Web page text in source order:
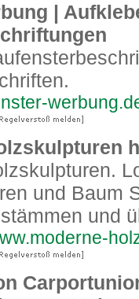
|
und Baum
und